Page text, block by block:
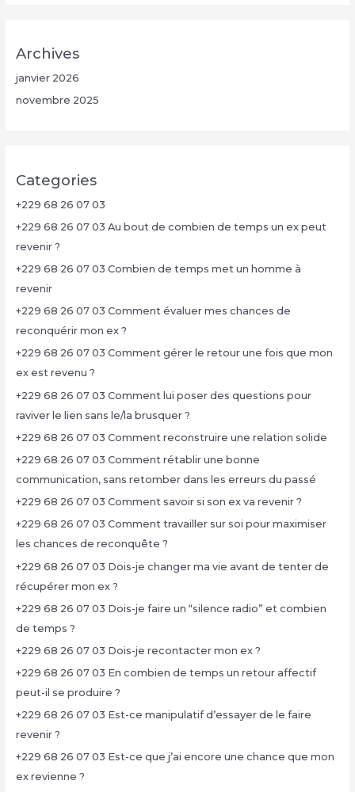
Archives
janvier 2026
novembre 2025
Categories
+229 68 26 07 03
+229 68 26 07 03 Au bout de combien de temps un ex peut
revenir ?
+229 68 26 07 03 Combien de temps met un homme à
revenir
+229 68 26 07 03 Comment évaluer mes chances de
reconquérir mon ex ?
+229 68 26 07 03 Comment gérer le retour une fois que mon
ex est revenu ?
+229 68 26 07 03 Comment lui poser des questions pour
raviver le lien sans le/la brusquer ?
+229 68 26 07 03 Comment reconstruire une relation solide
+229 68 26 07 03 Comment rétablir une bonne
communication, sans retomber dans les erreurs du passé
+229 68 26 07 03 Comment savoir si son ex va revenir ?
+229 68 26 07 03 Comment travailler sur soi pour maximiser
les chances de reconquête ?
+229 68 26 07 03 Dois-je changer ma vie avant de tenter de
récupérer mon ex ?
+229 68 26 07 03 Dois-je faire un “silence radio” et combien
de temps ?
+229 68 26 07 03 Dois-je recontacter mon ex ?
+229 68 26 07 03 En combien de temps un retour affectif
peut-il se produire ?
+229 68 26 07 03 Est-ce manipulatif d’essayer de le faire
revenir ?
+229 68 26 07 03 Est-ce que j’ai encore une chance que mon
ex revienne ?